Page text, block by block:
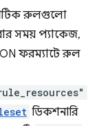
রুলগুলো
সময় প্যাকেজ,
ফরম্যাটে রুল
ডিকশনারি